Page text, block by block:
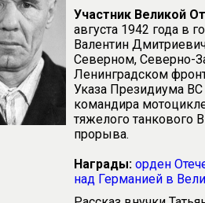
Участник Великой
августа 1942 года в
Валентин
Северном, Северно-
Ленинградском
Указа Президиума
командира
тяжелого танкового
прорыва.
Награды: орден
над Германией в